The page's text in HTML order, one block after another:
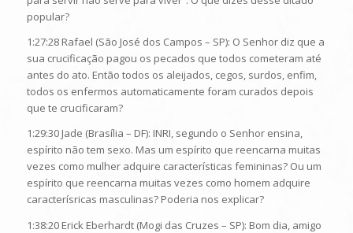
popular?
1:27:28 Rafael (São José dos Campos – SP): O Senhor diz que a
sua crucificação pagou os pecados que todos cometeram até
antes do ato. Então todos os aleijados, cegos, surdos, enfim,
todos os enfermos automaticamente foram curados depois
que te crucificaram?
1:29:30 Jade (Brasília – DF): INRI, segundo o Senhor ensina,
espírito não tem sexo. Mas um espírito que reencarna muitas
vezes como mulher adquire características femininas? Ou um
espírito que reencarna muitas vezes como homem adquire
caracterísricas masculinas? Poderia nos explicar?
1:38:20 Erick Eberhardt (Mogi das Cruzes – SP): Bom dia, amigo